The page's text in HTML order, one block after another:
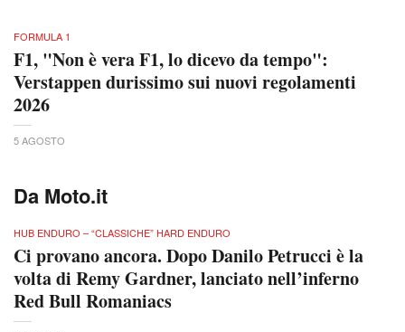
FORMULA 1
F1, "Non è vera F1, lo dicevo da tempo":
Verstappen durissimo sui nuovi regolamenti
2026
5 AGOSTO
Da Moto.it
HUB ENDURO – “CLASSICHE” HARD ENDURO
Ci provano ancora. Dopo Danilo Petrucci è la
volta di Remy Gardner, lanciato nell’inferno
Red Bull Romaniacs